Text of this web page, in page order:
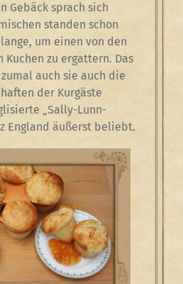
Gebäck sprach sich
standen schon
um einen von den
zu ergattern. Das
auch sie auch die
der Kurgäste
„Sally-Lunn-
England äußerst beliebt.